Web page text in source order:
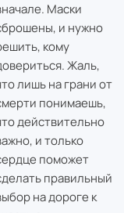
Маски
и нужно
кому
Жаль,
лишь на грани от
понимаешь,
действительно
и только
поможет
правильный
на дороге к